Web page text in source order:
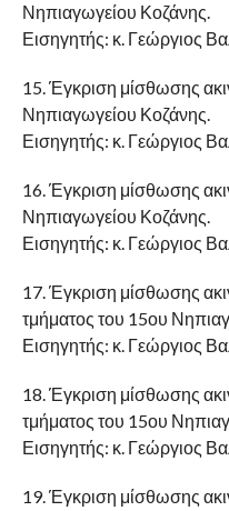
Νηπιαγωγείου Κοζάνης.
Εισηγητής: κ. Γεώργιος
15. Έγκριση μίσθωσης
Νηπιαγωγείου Κοζάνης.
Εισηγητής: κ. Γεώργιος
16. Έγκριση μίσθωσης
Νηπιαγωγείου Κοζάνης.
Εισηγητής: κ. Γεώργιος
17. Έγκριση μίσθωσης
τμήματος του 15ου
Εισηγητής: κ. Γεώργιος
18. Έγκριση μίσθωσης
τμήματος του 15ου
Εισηγητής: κ. Γεώργιος
19. Έγκριση μίσθωσης